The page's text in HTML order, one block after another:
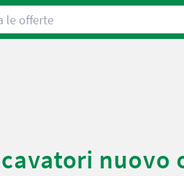
offerte
nuovo